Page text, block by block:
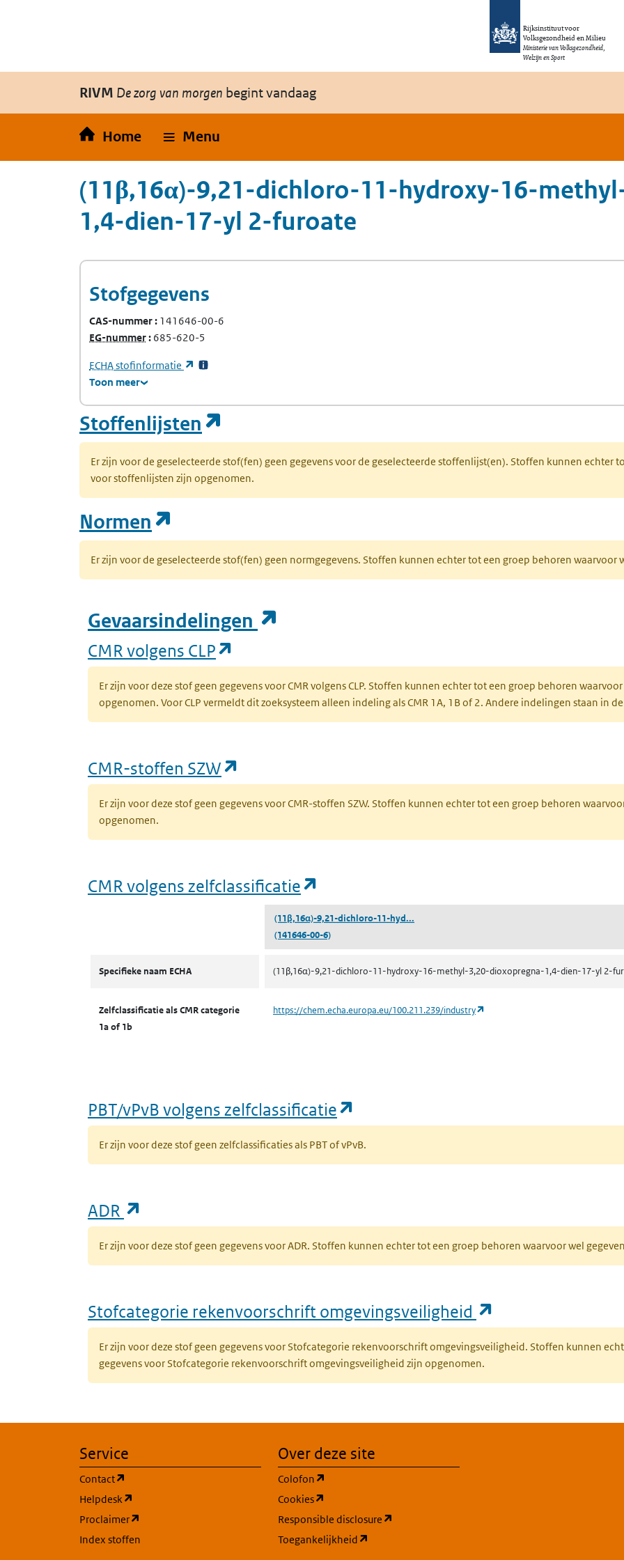
Rijksinstituut voor
Volksgezondheid en Milieu
Ministerie van Volksgezondheid,
Welzijn en Sport
RIVM De zorg van morgen begint vandaag
Home Menu
(11β,16α)-9,21-dichloro-11-hydroxy-16-
1,4-dien-17-yl 2-furoate
Stofgegevens
CAS-nummer 141646-00-6
EG-nummer(Europees Gemeenschap-nummer)
685-620-5
ECHA(Europees Agentschap voor chemische stoffen)
stofinformatie
(opent in een nieuw tabblad)
Toon meer
Stoffenlijsten
Er zijn voor de geselecteerde stof(fen) geen gegevens voor de geselecteerde stoffenlijst(en). Stoffen kunnen echter
voor stoffenlijsten zijn opgenomen.
Normen
Er zijn voor de geselecteerde stof(fen) geen normgegevens. Stoffen kunnen echter tot een groep behoren waarvoor
Gevaarsindelingen
CMR volgens CLP
Er zijn voor deze stof geen gegevens voor CMR volgens CLP. Stoffen kunnen echter tot een groep behoren
opgenomen. Voor CLP vermeldt dit zoeksysteem alleen indeling als CMR 1A, 1B of 2. Andere indelingen staan in
CMR-stoffen SZW
Er zijn voor deze stof geen gegevens voor CMR-stoffen SZW. Stoffen kunnen echter tot een groep behoren
opgenomen.
CMR volgens zelfclassificatie
(11β,16α)-9,21-dichloro-11-hyd...
(141646-00-6)
Specifieke naam ECHA (11β,16α)-9,21-dichloro-11-hydroxy-16-methyl-3,20-dioxopregna-1,4-dien-17-yl 2-
Zelfclassificatie als CMR categorie
1a of 1b
https://chem.echa.europa.eu/100.211.239/industry
PBT/vPvB volgens zelfclassificatie
Er zijn voor deze stof geen zelfclassificaties als PBT of vPvB.
ADR
Er zijn voor deze stof geen gegevens voor ADR. Stoffen kunnen echter tot een groep behoren waarvoor wel
Stofcategorie rekenvoorschrift omgevingsveiligheid
Er zijn voor deze stof geen gegevens voor Stofcategorie rekenvoorschrift omgevingsveiligheid. Stoffen kunnen
gegevens voor Stofcategorie rekenvoorschrift omgevingsveiligheid zijn opgenomen.
Service
Contact
Helpdesk
Proclaimer
Index stoffen
Over deze site
Colofon
Cookies
Responsible disclosure
Toegankelijkheid